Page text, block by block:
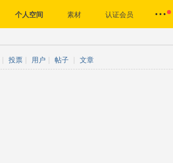
个人空间 素材 认证会员
| 投票 | 用户 | 帖子 | 文章